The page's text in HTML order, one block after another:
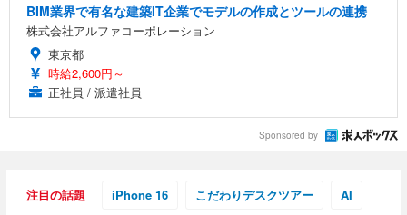
BIM業界で有名な建築IT企業でモデルの作成とツールの連携
株式会社アルファコーポレーション
東京都
時給2,600円～
正社員 / 派遣社員
Sponsored by
注目の話題 iPhone 16 こだわりデスクツアー AI